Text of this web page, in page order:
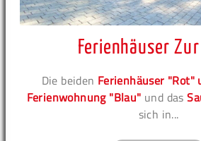
Ferienhäuser
Die beiden Ferienhäuser "Rot"
Ferienwohnung "Blau" und das
sich in...